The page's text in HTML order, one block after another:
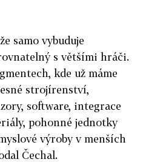
samo vybuduje
s většími hráči.
kde už máme
strojírenství,
software, integrace
pohonné jednotky
výroby v menších
Čechal.